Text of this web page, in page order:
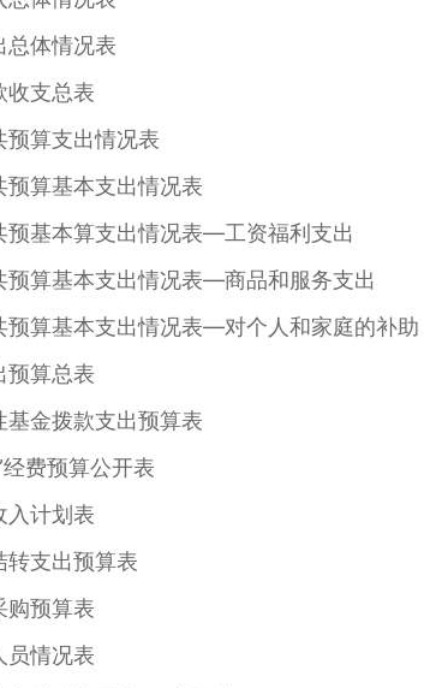
总体情况表
收支总表
预算支出情况表
预算基本支出情况表
预基本算支出情况表—工资福利支出
预算基本支出情况表—商品和服务支出
预算基本支出情况表—对个人和家庭的补助
预算总表
基金拨款支出预算表
费预算公开表
入计划表
转支出预算表
购预算表
员情况表